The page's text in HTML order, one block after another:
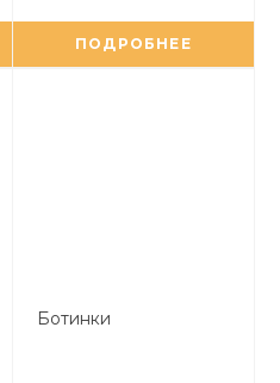
ПОДРОБНЕЕ
Ботинки